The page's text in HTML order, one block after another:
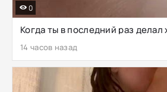
Когда ты в последний раз
14 часов назад
0